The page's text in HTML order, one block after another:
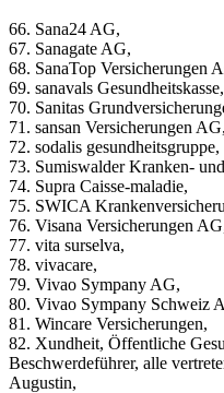
66. Sana24 AG,
67. Sanagate AG,
68. SanaTop Versicherungen
69. sanavals Gesundheitskasse,
70. Sanitas
71. sansan Versicherungen AG,
72. sodalis gesundheitsgruppe,
73. Sumiswalder Kranken-
74. Supra Caisse-maladie,
75. SWICA
76. Visana Versicherungen
77. vita surselva,
78. vivacare,
79. Vivao Sympany AG,
80. Vivao Sympany Schweiz
81. Wincare Versicherungen,
82. Xundheit, Öffentliche
Beschwerdeführer, alle
Augustin,